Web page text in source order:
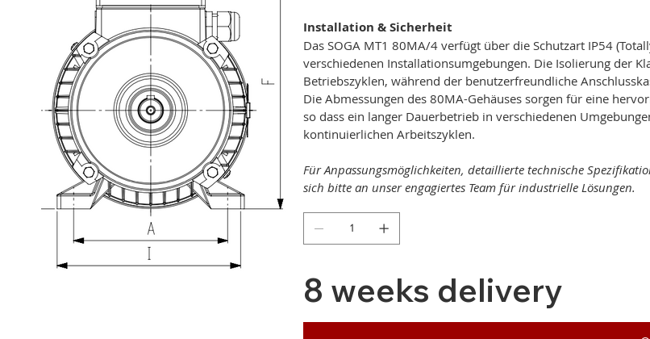
Installation & Sicherheit
Das SOGA MT1 80MA/4 verfügt über die Schutzart IP54
verschiedenen Installationsumgebungen. Die Isolierung der
Betriebszyklen, während der benutzerfreundliche
Die Abmessungen des 80MA-Gehäuses sorgen für eine
so dass ein langer Dauerbetrieb in verschiedenen
kontinuierlichen Arbeitszyklen.
Für Anpassungsmöglichkeiten, detaillierte technische
sich bitte an unser engagiertes Team für industrielle Lösungen.
8 weeks delivery